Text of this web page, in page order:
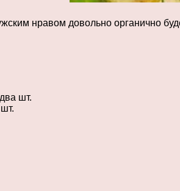
нравом довольно органично
шт.